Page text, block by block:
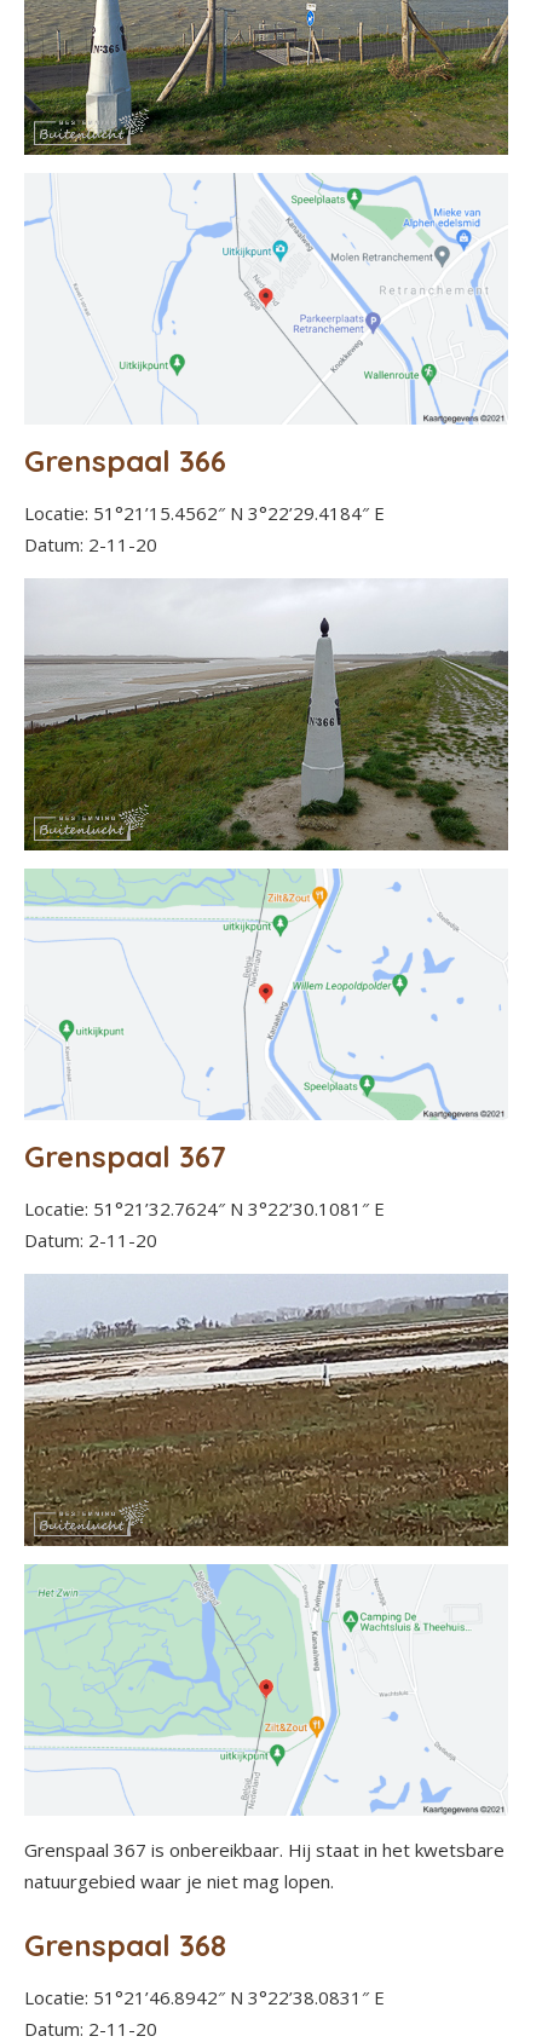
Grenspaal 366
Locatie: 51°21’15.4562″ N 3°22’29.4184″ E
Datum: 2-11-20
Grenspaal 367
Locatie: 51°21’32.7624″ N 3°22’30.1081″ E
Datum: 2-11-20
Grenspaal 367 is onbereikbaar. Hij staat in het kwetsbare
natuurgebied waar je niet mag lopen.
Grenspaal 368
Locatie: 51°21’46.8942″ N 3°22’38.0831″ E
Datum: 2-11-20